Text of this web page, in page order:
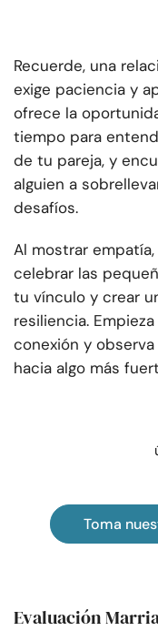
Recuerde, una
exige paciencia y
ofrece la
tiempo para
de tu pareja, y
alguien a
desafíos.
Al mostrar
celebrar las
tu vínculo y crear
resiliencia.
conexión y
hacia algo más
Toma
Evaluación